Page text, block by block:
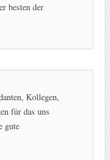
besten der
Kollegen,
für das uns
gute